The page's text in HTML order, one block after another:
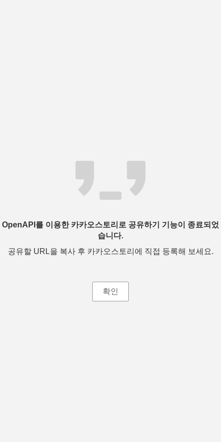
OpenAPI를 이용한 카카오스토리로 공유하기 기능이 종료되었
습니다.
공유할 URL을 복사 후 카카오스토리에 직접 등록해 보세요.
확인